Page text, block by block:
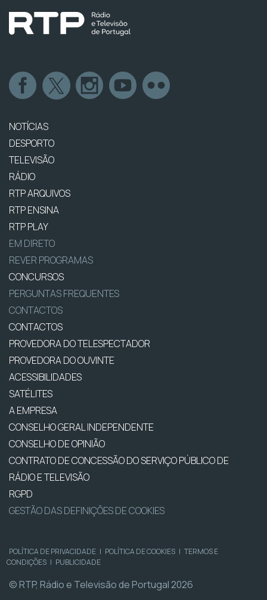
NOTÍCIAS
DESPORTO
TELEVISÃO
RÁDIO
RTP ARQUIVOS
RTP ENSINA
RTP PLAY
EM DIRETO
REVER PROGRAMAS
CONCURSOS
PERGUNTAS FREQUENTES
CONTACTOS
CONTACTOS
PROVEDORA DO TELESPECTADOR
PROVEDORA DO OUVINTE
ACESSIBILIDADES
SATÉLITES
A EMPRESA
CONSELHO GERAL INDEPENDENTE
CONSELHO DE OPINIÃO
CONTRATO DE CONCESSÃO DO SERVIÇO PÚBLICO DE
RÁDIO E TELEVISÃO
RGPD
GESTÃO DAS DEFINIÇÕES DE COOKIES
POLÍTICA DE PRIVACIDADE | POLÍTICA DE COOKIES | TERMOS E
CONDIÇÕES | PUBLICIDADE
© RTP, Rádio e Televisão de Portugal 2026